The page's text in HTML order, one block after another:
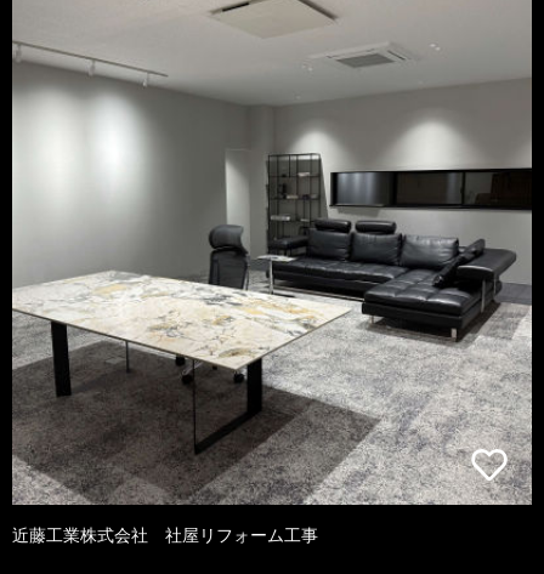
近藤工業株式会社 社屋リフォーム工事